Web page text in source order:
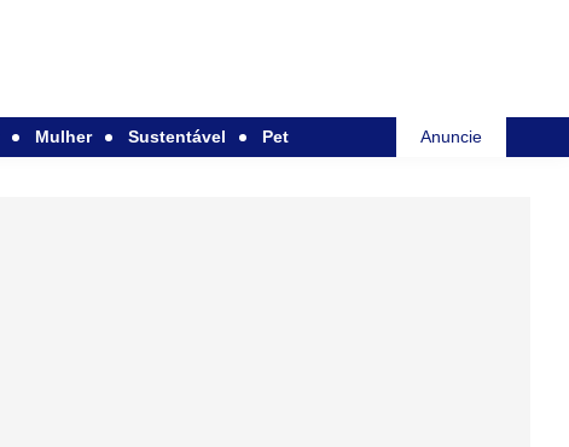
Mulher Sustentável Pet Anuncie